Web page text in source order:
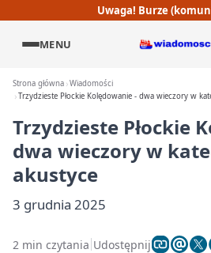
Uwaga! Burze
MENU
Strona główna Wiadomości
Trzydzieste Płockie Kolędowanie - dwa wieczory w
Trzydzieste Płockie
dwa wieczory w
akustyce
3 grudnia 2025
2 min czytania Udostępnij